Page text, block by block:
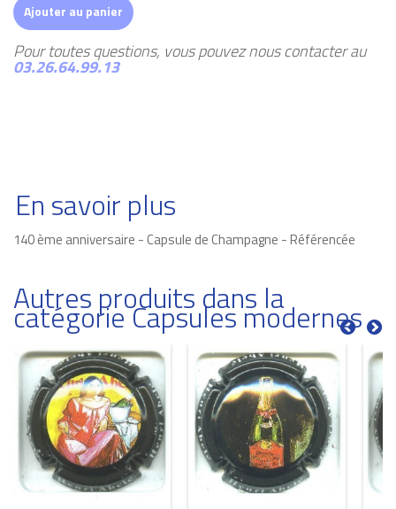
Ajouter au panier
Pour toutes questions, vous pouvez nous contacter au
03.26.64.99.13
En savoir plus
140 ème anniversaire - Capsule de Champagne - Référencée
Autres produits dans la
catégorie Capsules modernes